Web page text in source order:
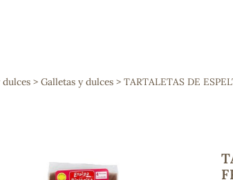
Osteo-articular
Mujer
Extracto de plantas
dulces > Galletas y dulces > TARTALETAS DE